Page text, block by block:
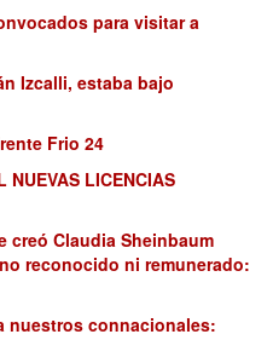
para visitar a
Izcalli, estaba bajo
Frio 24
NUEVAS LICENCIAS
creó Claudia Sheinbaum
reconocido ni remunerado:
nuestros connacionales: